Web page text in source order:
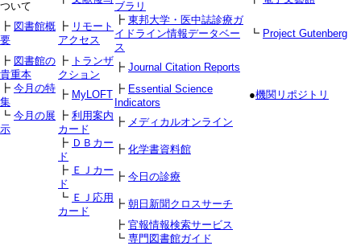
ついて
ブラリ
┣ 図書館概
要
┣ リモート
アクセス
┣ 東邦大学・医中誌診療ガ
イドライン情報データベー
ス
┗ Project Gutenberg
┣ 図書館の
貴重本
┣ トランザ
クション
┣ Journal Citation Reports
┣ 今月の特
集
┣ MyLOFT ┣ Essential Science
Indicators
●機関リポジトリ
┗ 今月の展
示
┣ 利用案内
カード
┣ メディカルオンライン
┣ ＤＢカー
ド
┣ 化学書資料館
┣ ＥＪカー
ド
┣ 今日の診療
┗ ＥＪ応用
カード
┣ 朝日新聞クロスサーチ
┣ 官報情報検索サービス
┗ 専門図書館ガイド